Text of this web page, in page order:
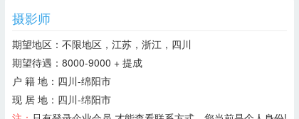
摄影师
期望地区： 不限地区，江苏，浙江，四川
期望待遇： 8000-9000 + 提成
户 籍 地： 四川-绵阳市
现 居 地： 四川-绵阳市